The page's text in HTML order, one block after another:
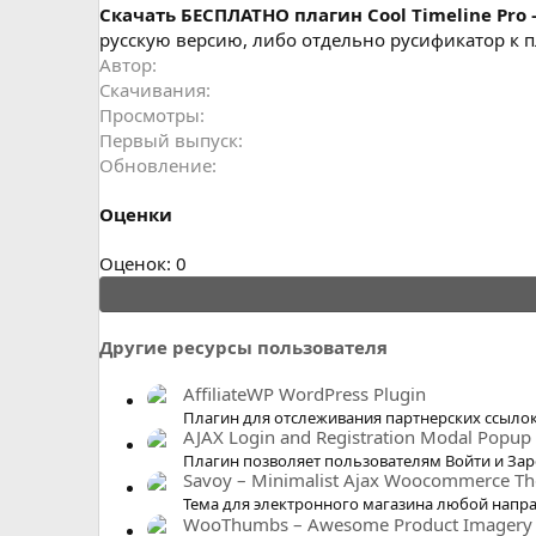
Cкачать БЕСПЛАТНО плагин Cool Timeline Pro
русскую версию, либо отдельно русификатор к
Автор
Скачивания
Просмотры
Первый выпуск
Обновление
Оценки
0
.
0
0
з
Оценок: 0
Другие ресурсы пользователя
AffiliateWP WordPress Plugin
Плагин для отслеживания партнерских
AJAX Login and Registration Modal Popup
Плагин позволяет пользователям Войти и
Savoy – Minimalist Ajax Woocommerce
Тема для электронного магазина любой
WooThumbs – Awesome Product Imagery